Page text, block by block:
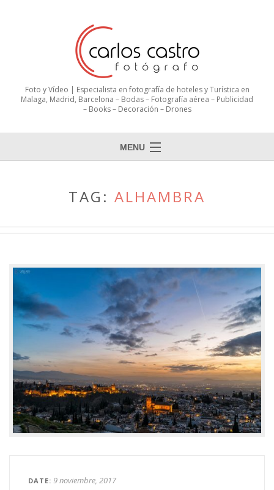
Foto y Vídeo | Especialista en fotografía de hoteles y Turística en
Malaga, Madrid, Barcelona – Bodas – Fotografía aérea – Publicidad
– Books – Decoración – Drones
MENU
TAG: ALHAMBRA
DATE 9 noviembre, 2017